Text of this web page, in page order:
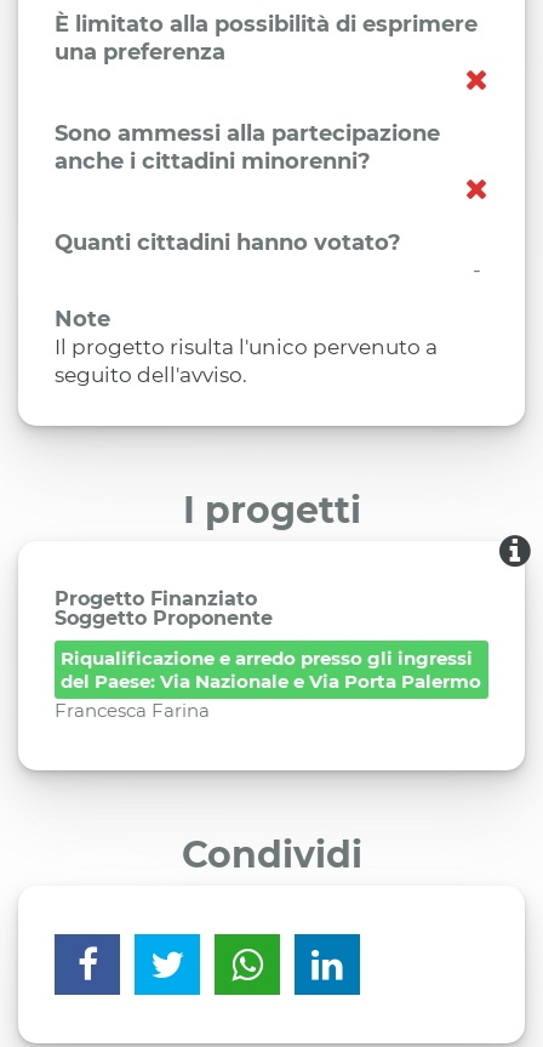
È limitato alla possibilità di esprimere
una preferenza
Sono ammessi alla partecipazione
anche i cittadini minorenni?
Quanti cittadini hanno votato?
-
Note
Il progetto risulta l'unico pervenuto a
seguito dell'avviso.
I progetti
Progetto Finanziato
Soggetto Proponente
Riqualificazione e arredo presso gli ingressi
del Paese: Via Nazionale e Via Porta Palermo
Francesca Farina
Condividi